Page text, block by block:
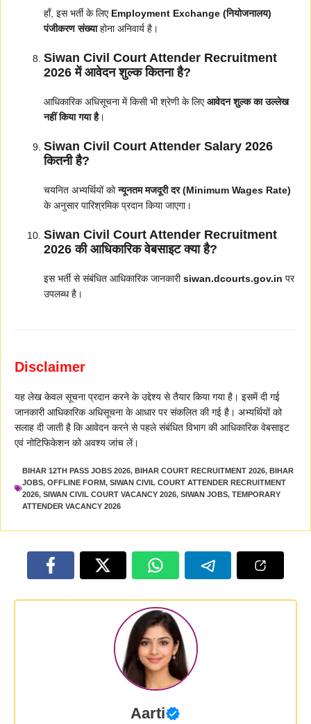
हाँ, इस भर्ती के लिए Employment Exchange (नियोजनालय)
पंजीकरण संख्याहोना अनिवार्य है।
Siwan Civil Court Attender Recruitment
2026 में आवेदन शुल्क कितना है?
आधिकारिक अधिसूचना में किसी भी श्रेणी के लिएआवेदन शुल्क का उल्लेख
नहीं किया गया है।
Siwan Civil Court Attender Salary 2026
कितनी है?
चयनित अभ्यर्थियों कोन्यूनतम मजदूरी दर (Minimum Wages Rate)
के अनुसार पारिश्रमिक प्रदान किया जाएगा।
Siwan Civil Court Attender Recruitment
2026 की आधिकारिक वेबसाइट क्या है?
इस भर्ती से संबंधित आधिकारिक जानकारीsiwan.dcourts.gov.in पर
उपलब्ध है।
Disclaimer
यह लेख केवल सूचना प्रदान करने के उद्देश्य से तैयार किया गया है। इसमें दी गई
जानकारी आधिकारिक अधिसूचना के आधार पर संकलित की गई है। अभ्यर्थियों को
सलाह दी जाती है कि आवेदन करने से पहले संबंधित विभाग की आधिकारिक वेबसाइट
एवं नोटिफिकेशन को अवश्य जांच लें।
BIHAR 12TH PASS JOBS 2026, BIHAR COURT RECRUITMENT 2026, BIHAR
JOBS, OFFLINE FORM, SIWAN CIVIL COURT ATTENDER RECRUITMENT
2026, SIWAN CIVIL COURT VACANCY 2026, SIWAN JOBS, TEMPORARY
ATTENDER VACANCY 2026
Aarti